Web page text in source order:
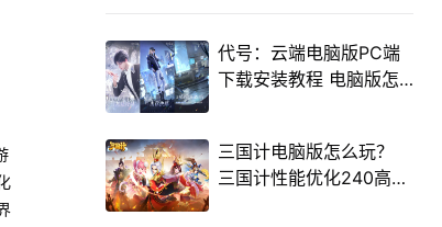
代号：云端电脑版PC端
下载安装教程 电脑版怎
三国计电脑版怎么玩？
三国计性能优化240高帧